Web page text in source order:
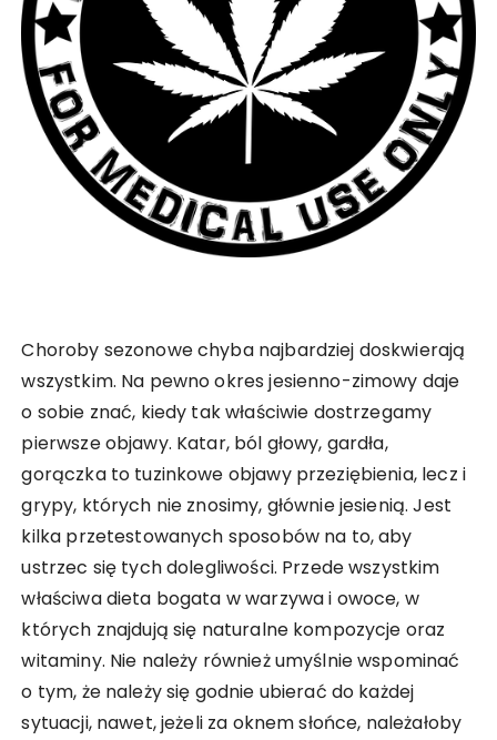
Choroby sezonowe chyba najbardziej doskwierają
wszystkim. Na pewno okres jesienno-zimowy daje
o sobie znać, kiedy tak właściwie dostrzegamy
pierwsze objawy. Katar, ból głowy, gardła,
gorączka to tuzinkowe objawy przeziębienia, lecz i
grypy, których nie znosimy, głównie jesienią. Jest
kilka przetestowanych sposobów na to, aby
ustrzec się tych dolegliwości. Przede wszystkim
właściwa dieta bogata w warzywa i owoce, w
których znajdują się naturalne kompozycje oraz
witaminy. Nie należy również umyślnie wspominać
o tym, że należy się godnie ubierać do każdej
sytuacji, nawet, jeżeli za oknem słońce, należałoby